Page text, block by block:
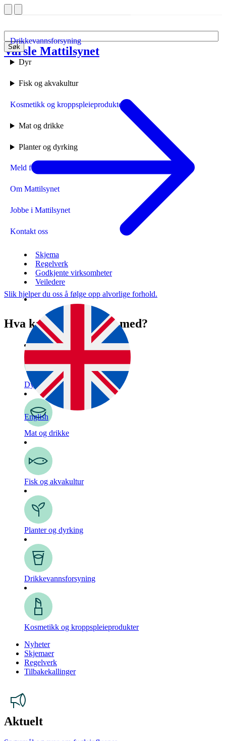
Søk
Drikkevannsforsyning
Dyr
Fisk og akvakultur
Kosmetikk og kroppspleieprodukter
Mat og drikke
Planter og dyrking
Meld fra til Mattilsynet
Om Mattilsynet
Jobbe i Mattilsynet
Kontakt oss
Skjema
Regelverk
Godkjente virksomheter
Veiledere
English
Forside
Varsle Mattilsynet
Slik hjelper du oss å følge opp alvorlige forhold.
Hva kan vi hjelpe deg med?
Dyr
Mat og drikke
Fisk og akvakultur
Planter og dyrking
Drikkevanns­forsyning
Kosmetikk og kroppspleie­produkter
Nyheter
Skjemaer
Regelverk
Tilbakekallinger
Aktuelt